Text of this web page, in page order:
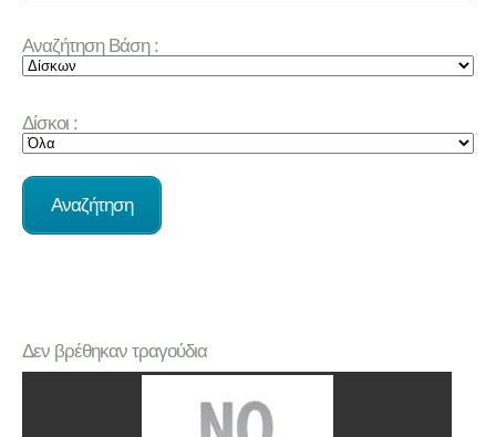
Αναζήτηση Βάση :
Δίσκοι :
Δεν βρέθηκαν τραγούδια